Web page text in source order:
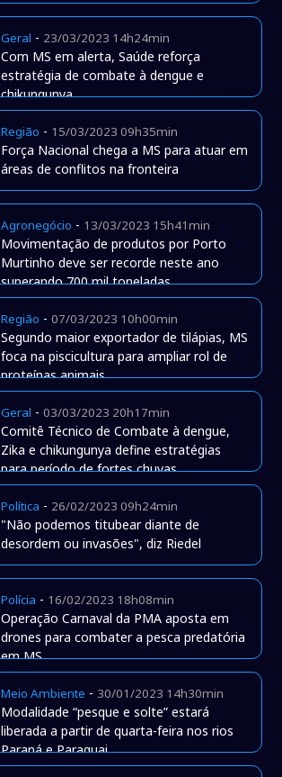
Geral - 23/03/2023 14h24min
Com MS em alerta, Saúde reforça
estratégia de combate à dengue e
chikungunya
Região - 15/03/2023 09h35min
Força Nacional chega a MS para atuar em
áreas de conflitos na fronteira
Agronegócio - 13/03/2023 15h41min
Movimentação de produtos por Porto
Murtinho deve ser recorde neste ano
superando 700 mil toneladas
Região -07/03/2023 10h00min
Segundo maior exportador de tilápias, MS
foca na piscicultura para ampliar rol de
proteínas animais
Geral -03/03/2023 20h17min
Comitê Técnico de Combate à dengue,
Zika e chikungunya define estratégias
para período de fortes chuvas
Política - 26/02/2023 09h24min
"Não podemos titubear diante de
desordem ou invasões", diz Riedel
Polícia - 16/02/2023 18h08min
Operação Carnaval da PMA aposta em
drones para combater a pesca predatória
em MS
Meio Ambiente - 30/01/2023 14h30min
Modalidade “pesque e solte” estará
liberada a partir de quarta-feira nos rios
Paraná e Paraguai